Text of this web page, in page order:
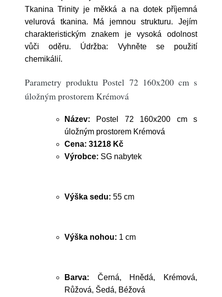
Tkanina Trinity je měkká a na dotek příjemná
velurová tkanina. Má jemnou strukturu. Jejím
charakteristickým znakem je vysoká odolnost
vůči oděru. Údržba: Vyhněte se použití
chemikálií.
Parametry produktu Postel 72 160x200 cm s
úložným prostorem Krémová
Název: Postel 72 160x200 cm s
úložným prostorem Krémová
Cena: 31218 Kč
Výrobce: SG nabytek
Výška sedu: 55 cm
Výška nohou: 1 cm
Barva: Černá, Hnědá, Krémová,
Růžová, Šedá, Béžová